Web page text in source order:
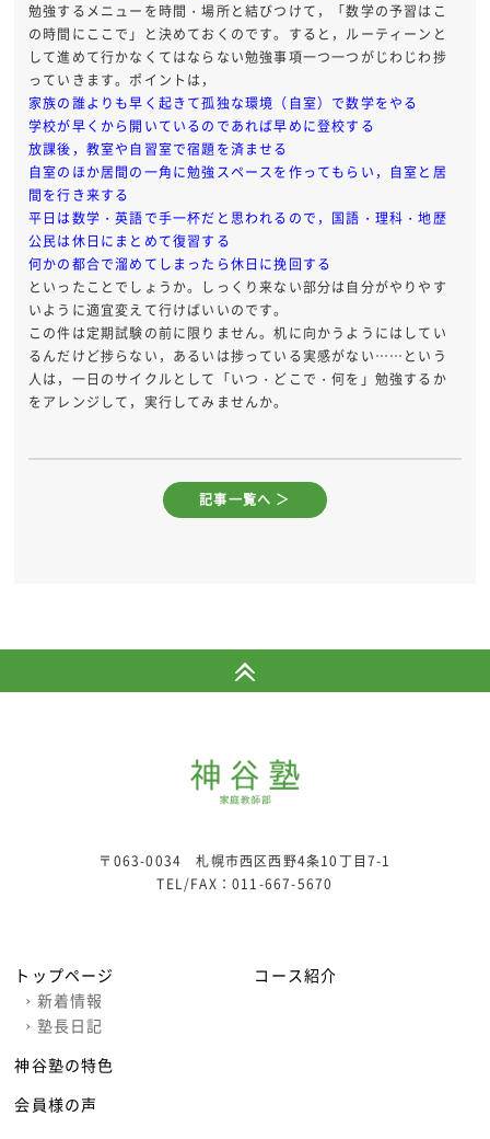
勉強するメニューを時間・場所と結びつけて，「数学の予習はこ
の時間にここで」と決めておくのです。すると，ルーティーンと
して進めて行かなくてはならない勉強事項一つ一つがじわじわ捗
っていきます。ポイントは，
家族の誰よりも早く起きて孤独な環境（自室）で数学をやる
学校が早くから開いているのであれば早めに登校する
放課後，教室や自習室で宿題を済ませる
自室のほか居間の一角に勉強スペースを作ってもらい，自室と居
間を行き来する
平日は数学・英語で手一杯だと思われるので，国語・理科・地歴
公民は休日にまとめて復習する
何かの都合で溜めてしまったら休日に挽回する
といったことでしょうか。しっくり来ない部分は自分がやりやす
いように適宜変えて行けばいいのです。
この件は定期試験の前に限りません。机に向かうようにはしてい
るんだけど捗らない，あるいは捗っている実感がない……という
人は，一日のサイクルとして「いつ・どこで・何を」勉強するか
をアレンジして，実行してみませんか。
記事一覧へ ＞
〒063-0034 札幌市西区西野4条10丁目7-1
TEL/FAX：011-667-5670
トップページ
› 新着情報
› 塾長日記
神谷塾の特色
会員様の声
コース紹介